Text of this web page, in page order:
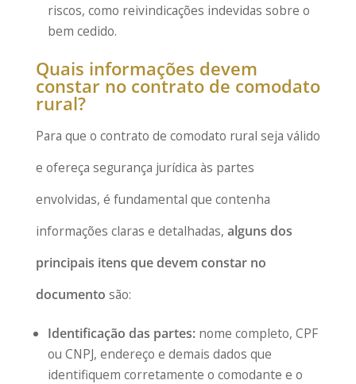
riscos, como reivindicações indevidas sobre o
bem cedido.
Quais informações devem
constar no contrato de comodato
rural?
Para que o contrato de comodato rural seja válido
e ofereça segurança jurídica às partes
envolvidas, é fundamental que contenha
informações claras e detalhadas, alguns dos
principais itens que devem constar no
documento são:
Identificação das partes: nome completo, CPF
ou CNPJ, endereço e demais dados que
identifiquem corretamente o comodante e o